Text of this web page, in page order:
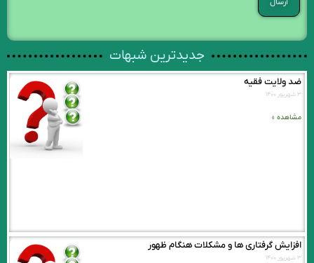
جدیدترین شبهات
ضد ولایت فقیه
۳ شهریور ۱۴۰۰
مشاهده »
افزایش گرفتاری ها و مشکلات هنگام ظهور
۳ شهریور ۱۴۰۰